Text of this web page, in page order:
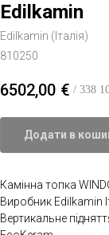
Edilkamin
Edilkamin (Італія)
810250
6502,00 € / 338
Додати в
Камінна топка
Виробник Edilkamin
Вертикальне